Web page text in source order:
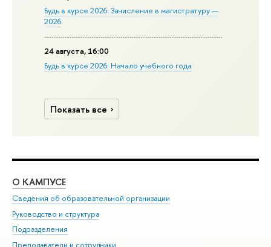
Будь в курсе 2026: Зачисление в магистратуру —
2026
24 августа, 16:00
Будь в курсе 2026: Начало учебного года
Показать все
О КАМПУСЕ
Сведения об образовательной организации
Руководство и структура
Подразделения
Преподаватели и сотрудники